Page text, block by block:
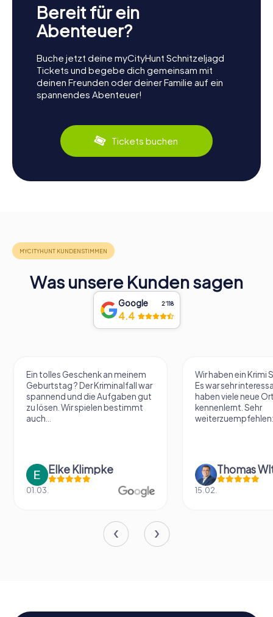
Bereit für ein
Abenteuer?
Buche jetzt deine myCityHunt Schnitzeljagd
Tickets und begebe dich gemeinsam mit
deinen Freunden oder deiner Familie auf ein
spannendes Abenteuer!
Tickets buchen
Was unsere Kunden sagen
Google 2‘118
4.4
Ein tolles Geschenk an meinem
Geburtstag ? Der Kriminalfall war
spannend und die Aufgaben gut
zu lösen. Wir spielen bestimmt
auch...
Elke Klimpke
01.03.
Wir haben ein Krimi
Es war sehr
haben viele neue
kennenlernt. Sehr
Thomas
15.02.